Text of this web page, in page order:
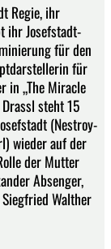
Regie, ihr
ihr Josefstadt-
für den
für
in „The Miracle
steht 15
(Nestroy-
wieder auf der
der Mutter
Absenger,
Siegfried Walther